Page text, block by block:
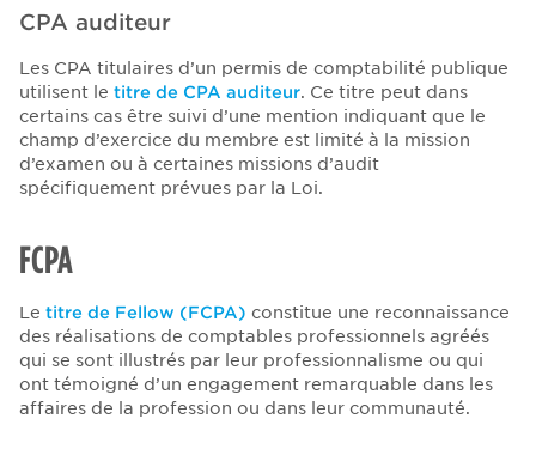
CPA auditeur
Les CPA titulaires d’un permis de comptabilité publique
utilisent le titre de CPA auditeur. Ce titre peut dans
certains cas être suivi d’une mention indiquant que le
champ d’exercice du membre est limité à la mission
d’examen ou à certaines missions d’audit
spécifiquement prévues par la Loi.
FCPA
Le titre de Fellow (FCPA) constitue une reconnaissance
des réalisations de comptables professionnels agréés
qui se sont illustrés par leur professionnalisme ou qui
ont témoigné d’un engagement remarquable dans les
affaires de la profession ou dans leur communauté.